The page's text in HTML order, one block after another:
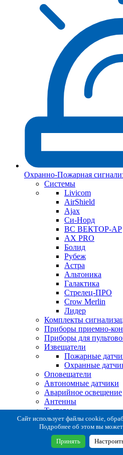
Охранно-Пожарная
Системы
Livicom
AirShield
Ajax
Си-Норд
ВС ВЕКТОР-АР
AX PRO
Болид
Рубеж
Астра
Альтоника
Галактика
Стрелец-ПРО
Crow Merlin
Лидер
Комплекты
Приборы приемно-
Приборы для
Извещатели
Пожарные
Охранные
Оповещатели
Автономные датчики
Аварийное освещение
Антенны
Тестеры
Система сбора
Расходные и
Коробки
Кронштейны
Сайт использует файлы cookie,
Подробнее об этом вы
Принять